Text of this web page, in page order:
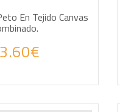
En Tejido Canvas